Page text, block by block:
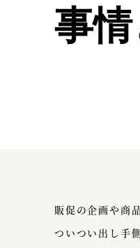
事
販促の企画や商
ついつい出し手